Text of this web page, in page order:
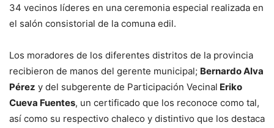
34 vecinos líderes en una ceremonia especial realizada en
el salón consistorial de la comuna edil.
Los moradores de los diferentes distritos de la provincia
recibieron de manos del gerente municipal; Bernardo Alva
Pérez y del subgerente de Participación Vecinal Eriko
Cueva Fuentes, un certificado que los reconoce como tal,
así como su respectivo chaleco y distintivo que los destaca